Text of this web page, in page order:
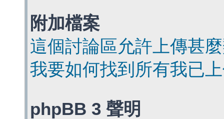
附加檔案
這個討論區允許上傳甚
我要如何找到所有我已
phpBB 3 聲明